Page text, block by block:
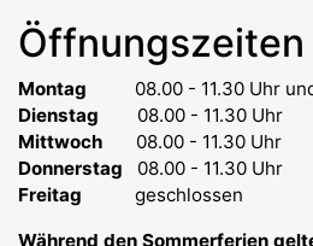
Öffnungszeiten
Montag 08.00 - 11.30 Uhr
Dienstag 08.00 - 11.30 Uhr
Mittwoch 08.00 - 11.30 Uhr
Donnerstag 08.00 - 11.30 Uhr
Freitag geschlossen
Während den Sommerferien